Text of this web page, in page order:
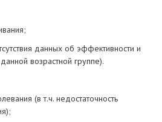
данных об эффективности и
возрастной группе).
(в т.ч. недостаточность